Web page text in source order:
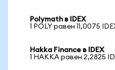
Polymath в IDEX
1 POLY равен 11,0075
Hakka Finance в IDEX
1 HAKKA равен 2,2825